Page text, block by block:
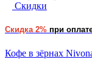
Скидки
Скидка 2% при
Кофе в зёрнах